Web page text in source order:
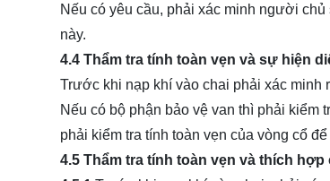
Nếu có yêu cầu, phải xác minh người
này.
4.4 Thẩm tra tính toàn vẹn và sự hiện
Trước khi nạp khí vào chai phải xác minh
Nếu có bộ phận bảo vệ van thì phải
phải kiểm tra tính toàn vẹn của vòng cổ
4.5 Thẩm tra tính toàn vẹn và thích hợp